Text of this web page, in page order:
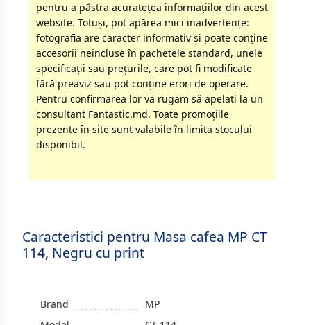
pentru a păstra acurateţea informaţiilor din acest
website. Totuși, pot apărea mici inadvertenţe:
fotografia are caracter informativ şi poate conţine
accesorii neincluse în pachetele standard, unele
specificaţii sau preţurile, care pot fi modificate
fără preaviz sau pot conţine erori de operare.
Pentru confirmarea lor vă rugăm să apelati la un
consultant Fantastic.md. Toate promoţiile
prezente în site sunt valabile în limita stocului
disponibil.
Caracteristici pentru Masa cafea MP CT
114, Negru cu print
Brand
MP